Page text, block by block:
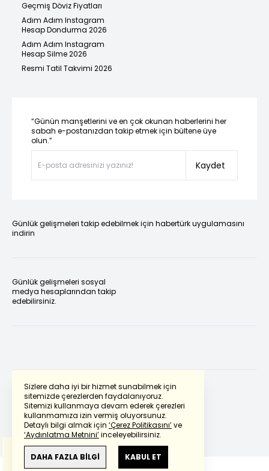
Sizlere daha iyi bir hizmet sunabilmek için
sitemizde çerezlerden faydalanıyoruz.
Sitemizi kullanmaya devam ederek çerezleri
kullanmamıza izin vermiş oluyorsunuz.
Detaylı bilgi almak için ‘Çerez Politikasını’ve
‘Aydınlatma Metnini’inceleyebilirsiniz.
DAHA FAZLA BİLGİ KABUL ET
Geçmiş Döviz Fiyatları
Adım Adım Instagram
Hesap Dondurma 2026
Adım Adım Instagram
Hesap Silme 2026
Resmi Tatil Takvimi 2026
“Günün manşetlerini ve en çok okunan haberlerini her
sabah e-postanızdan takip etmek için bültene üye
olun.”
Kaydet
Günlük gelişmeleri takip edebilmek için habertürk uygulamasını
indirin
Günlük gelişmeleri sosyal
medya hesaplarından takip
edebilirsiniz.
Powered by Translate
Bu çevirideGoogle Transletekullanılmıştır.
Anlam ve çeviri hatalarından
haberturk.com
sorumlu değildir.